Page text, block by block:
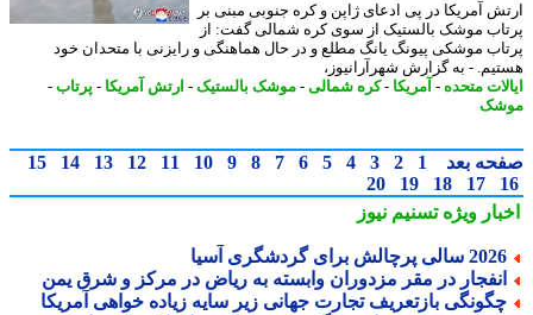
آمریکا در پی ادعای ژاپن و کره جنوبی مبنی بر
موشک بالستیک از سوی کره شمالی گفت: از
موشکی پیونگ یانگ مطلع و در حال هماهنگی و رایزنی با متحدان خود
- به گزارش شهرآرانیوز،
متحده-آمریکا- کره شمالی-موشک بالستیک-ارتش آمریکا- پرتاب -
بعد 1
2
3
4
5
6
7
8
9
10
11
12
13
14
15
17
18
19
20
ویژهتسنیم نیوز
سالی پرچالش برای گردشگری آسیا
در مقر مزدوران وابسته به ریاض در مرکز و شرق یمن
بازتعریف تجارت جهانی زیر سایه زیاده خواهی آمریکا